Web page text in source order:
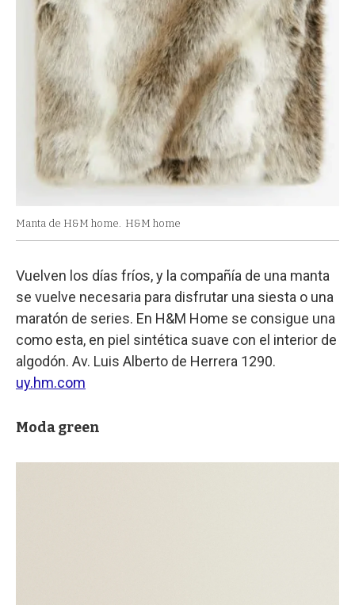
Manta de H&M home. H&M home
Vuelven los días fríos, y la compañía de una manta
se vuelve necesaria para disfrutar una siesta o una
maratón de series. En H&M Home se consigue una
como esta, en piel sintética suave con el interior de
algodón. Av. Luis Alberto de Herrera 1290.
uy.hm.com
Moda green